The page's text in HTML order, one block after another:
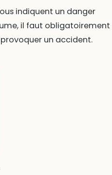
indiquent un danger
il faut obligatoirement
un accident.